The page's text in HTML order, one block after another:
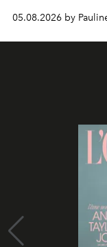
accompagner les
05.08.2026 by